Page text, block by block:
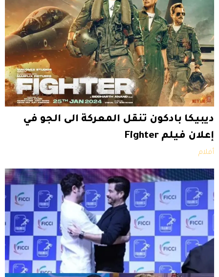
ديبيكا بادكون تنقل المعركة الى الجو في
إعلان فيلم Fighter
أفلام